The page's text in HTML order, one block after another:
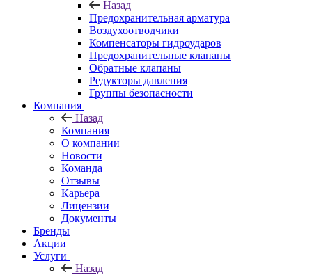
Назад
Предохранительная арматура
Воздухоотводчики
Компенсаторы гидроударов
Предохранительные клапаны
Обратные клапаны
Редукторы давления
Группы безопасности
Компания
Назад
Компания
О компании
Новости
Команда
Отзывы
Карьера
Лицензии
Документы
Бренды
Акции
Услуги
Назад